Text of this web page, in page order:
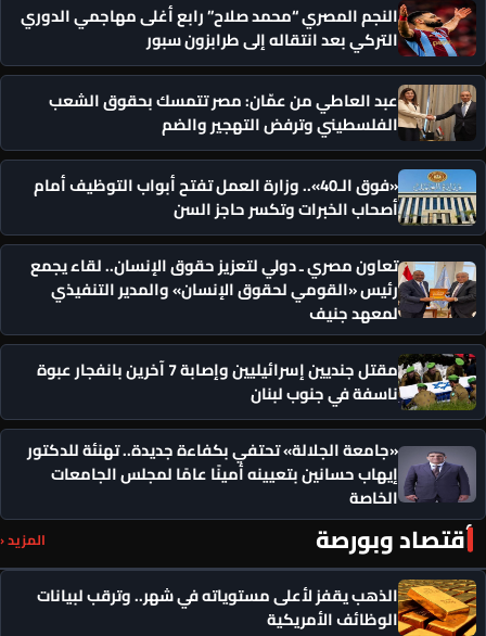
النجم المصري “محمد صلاح” رابع أغلى مهاجمي الدوري
التركي بعد انتقاله إلى طرابزون سبور
عبد العاطي من عمّان: مصر تتمسك بحقوق الشعب
الفلسطيني وترفض التهجير والضم
«فوق الـ40».. وزارة العمل تفتح أبواب التوظيف أمام
أصحاب الخبرات وتكسر حاجز السن
تعاون مصري ـ دولي لتعزيز حقوق الإنسان.. لقاء يجمع
رئيس «القومي لحقوق الإنسان» والمدير التنفيذي
لمعهد جنيف
مقتل جنديين إسرائيليين وإصابة 7 آخرين بانفجار عبوة
ناسفة في جنوب لبنان
«جامعة الجلالة» تحتفي بكفاءة جديدة.. تهنئة للدكتور
إيهاب حسانين بتعيينه أمينًا عامًا لمجلس الجامعات
الخاصة
أقتصاد وبورصة المزيد ‹
الذهب يقفز لأعلى مستوياته في شهر.. وترقب لبيانات
الوظائف الأمريكية